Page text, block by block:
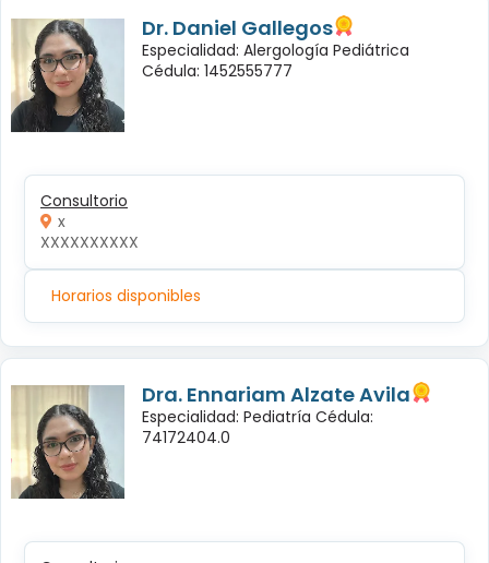
Dr. Daniel Gallegos
Especialidad: Alergología Pediátrica
Cédula: 1452555777
Consultorio
x
XXXXXXXXXX
Horarios disponibles
Dra. Ennariam Alzate Avila
Especialidad: Pediatría Cédula:
74172404.0